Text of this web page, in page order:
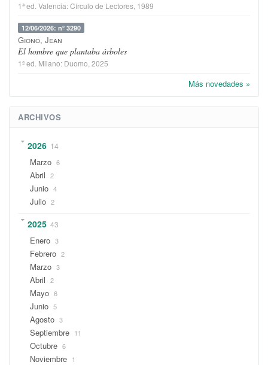
1ª ed. Valencia:Círculo de Lectores , 1989
12/06/2026: nº 3290
Giono, Jean
El hombre que plantaba árboles
1ª ed. Milano: Duomo , 2025
Más novedades »
ARCHIVOS
2026 14
Marzo 6
Abril 2
Junio 4
Julio 2
2025 43
Enero 3
Febrero 2
Marzo 3
Abril 2
Mayo 6
Junio 5
Agosto 3
Septiembre 11
Octubre 6
Noviembre 1